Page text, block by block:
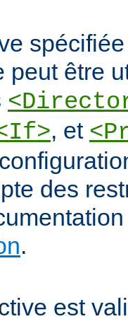
peut être
, et
des
.
est